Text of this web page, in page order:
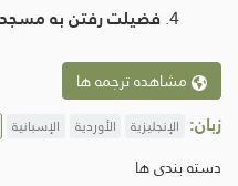
فضیلت رفتن به
مشاهده ترجمه ها
زبان: الإنجليزية الأوردية الإسبانية
دسته بندی ها